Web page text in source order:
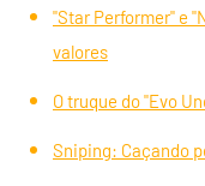
"Star Performer" e
valores
O truque do "Evo
Sniping: Caçando